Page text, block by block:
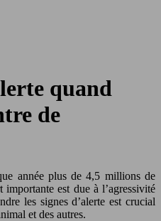
quand
de
année plus de 4,5 millions de
est due à l’agressivité
les signes d’alerte est crucial
et des autres.